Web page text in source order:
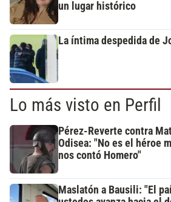
un lugar histórico
La íntima despedida de
Lo más visto en Perfil
Pérez-Reverte contra
Odisea: "No es el héroe
nos contó Homero"
Maslatón a Bausili: "El